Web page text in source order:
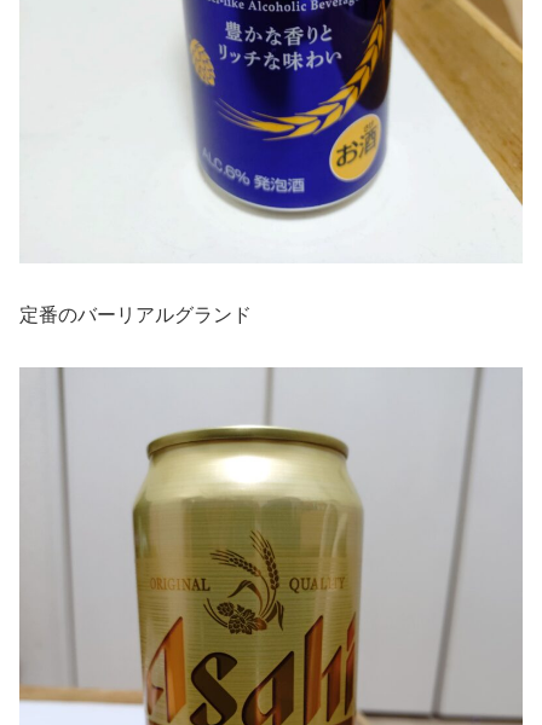
定番のバーリアルグランド